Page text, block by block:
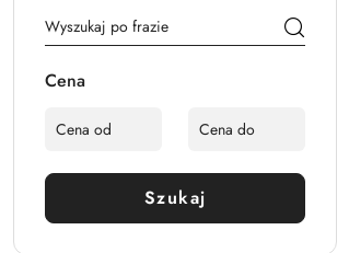
Cena
Szukaj